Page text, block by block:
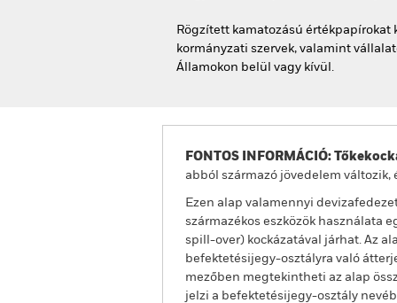
Rögzített kamatozású értékpapírokat
kormányzati szervek, valamint
Államokon belül vagy kívül.
FONTOS INFORMÁCIÓ:
abból származó jövedelem
Ezen alap valamennyi
származékos eszközök használata
spill-over) kockázatával járhat. Az
befektetésijegy-osztályra való
mezőben megtekintheti az alap
jelzi a befektetésijegy-osztály